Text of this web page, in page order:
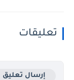
تعليقات
إرسال تعليق